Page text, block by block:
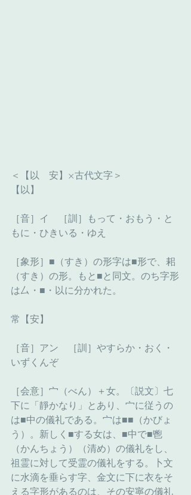
＜【以　安】×古代文字＞
【以】
［音］イ　［訓］もって・おもう・と
もに・ひきいる・ゆえ
［象形］■（すき）の形字は■形で、耜
（すき）の形。もと■と同文。のち字形
は厶・■・以に分かれた。
常【安】
［音］アン　［訓］やすらか・おく・
いずくんぞ
［会意］宀（べん）＋女。〔説文〕七
下に「靜かなり」とあり、宀に従うの
は■中の儀礼である。宀は■■（かびょ
う）。新しく■する女は、■中で■鬯
（かんちょう）（清め）の儀礼をし、
祖霊に対して受霊の儀礼をする。卜文
に水滴を垂らす字、金文に下に衣をそ
える字形があるのは、その安寧の儀礼